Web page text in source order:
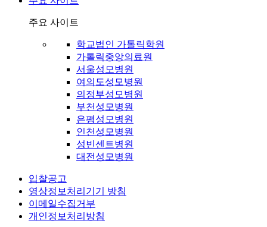
주요 사이트
학교법인 가톨릭학원
가톨릭중앙의료원
서울성모병원
여의도성모병원
의정부성모병원
부천성모병원
은평성모병원
인천성모병원
성빈센트병원
대전성모병원
입찰공고
영상정보처리기기 방침
이메일수집거부
개인정보처리방침